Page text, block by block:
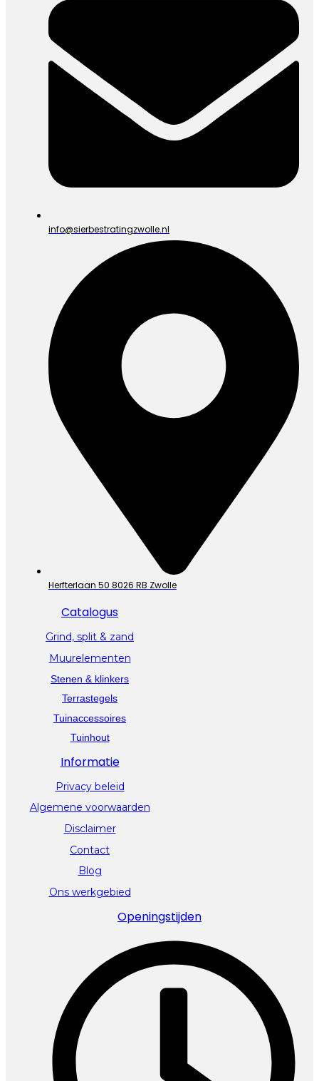
info@sierbestratingzwolle.nl
Herfterlaan 50 8026 RB Zwolle
Catalogus
Grind, split & zand
Muurelementen
Stenen & klinkers
Terrastegels
Tuinaccessoires
Tuinhout
Informatie
Privacy beleid
Algemene voorwaarden
Disclaimer
Contact
Blog
Ons werkgebied
Openingstijden